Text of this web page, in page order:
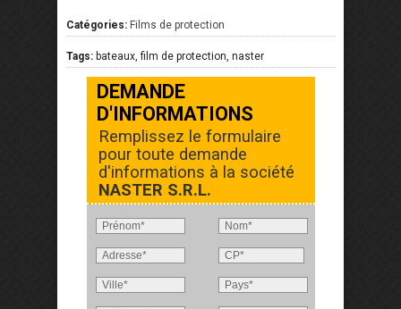
Catégories: Films de protection
Tags: bateaux, film de protection, naster
DEMANDE
D'INFORMATIONS
Remplissez le formulaire
pour toute demande
d'informations à la société
NASTER S.R.L.